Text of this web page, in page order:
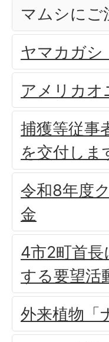
マムシにご
ヤマカガシ
アメリカオ
捕獲等従事
を交付しま
令和8年度
金
4市2町首
する要望活
外来植物「